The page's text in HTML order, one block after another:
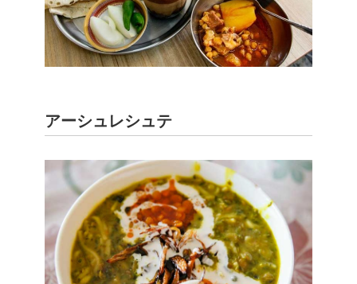
アーシュレシュテ